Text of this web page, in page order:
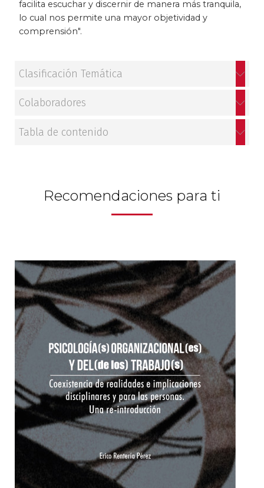
Patrimonio
Política y gobierno
Posconflicto
Psicología
facilita escuchar y discernir de manera más tranquila,
lo cual nos permite una mayor objetividad y
comprensión".
Clasificación Temática
Colaboradores
Tabla de contenido
Recomendaciones para ti